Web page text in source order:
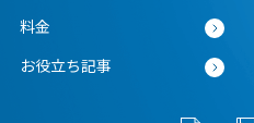
料金
お役立ち記事